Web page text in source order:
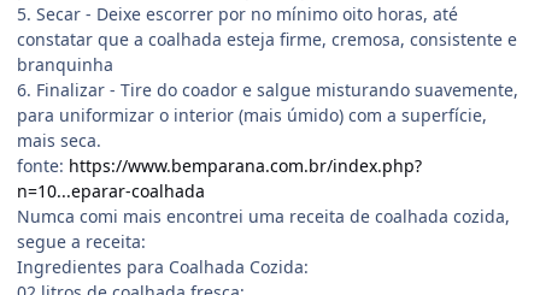
5. Secar - Deixe escorrer por no mínimo oito horas, até
constatar que a coalhada esteja firme, cremosa, consistente e
branquinha
6. Finalizar - Tire do coador e salgue misturando suavemente,
para uniformizar o interior (mais úmido) com a superfície,
mais seca.
fonte: https://www.bemparana.com.br/index.php?
n=10...eparar-coalhada
Numca comi mais encontrei uma receita de coalhada cozida,
segue a receita:
Ingredientes para Coalhada Cozida: